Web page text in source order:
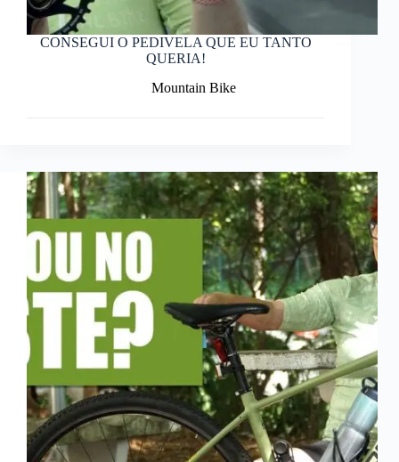
CONSEGUI O PEDIVELA QUE EU TANTO
QUERIA!
Mountain Bike